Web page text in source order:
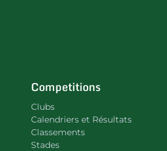
Competitions
Clubs
Calendriers et Résultats
Classements
Stades